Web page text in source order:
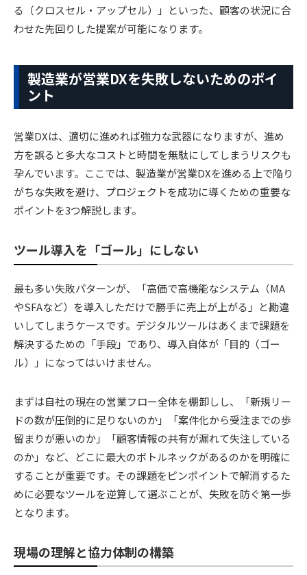
る（クロスセル・アップセル）」といった、顧客の状況に合
わせた先回りした提案が可能になります。
製造業が営業DXを失敗しないためのポイ
ント
営業DXは、適切に進めれば強力な武器になりますが、進め
方を誤ると多大なコストと時間を無駄にしてしまうリスクも
孕んでいます。ここでは、製造業が営業DXを進める上で陥り
がちな失敗を避け、プロジェクトを成功に導くための重要な
ポイントを3つ解説します。
ツール導入を「ゴール」にしない
最も多い失敗パターンが、「高価で高機能なシステム（MA
やSFAなど）を導入しただけで勝手に売上が上がる」と勘違
いしてしまうケースです。デジタルツールはあくまで課題を
解決するための「手段」であり、導入自体が「目的（ゴー
ル）」になってはいけません。
まずは自社の現在の営業フロー全体を棚卸しし、「新規リー
ドの数が圧倒的に足りないのか」「案件化から受注までの歩
留まりが悪いのか」「顧客情報の共有が漏れて失注している
のか」など、どこに最大のボトルネックがあるのかを明確に
することが重要です。その課題をピンポイントで解消するた
めに必要なツールを逆算して選ぶことが、失敗を防ぐ第一歩
となります。
現場の理解と協力体制の構築